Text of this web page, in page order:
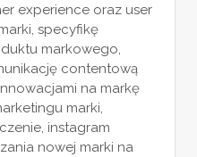
experience oraz user
specyfikę
markowego,
contentową
na markę
marki,
instagram
nowej marki na